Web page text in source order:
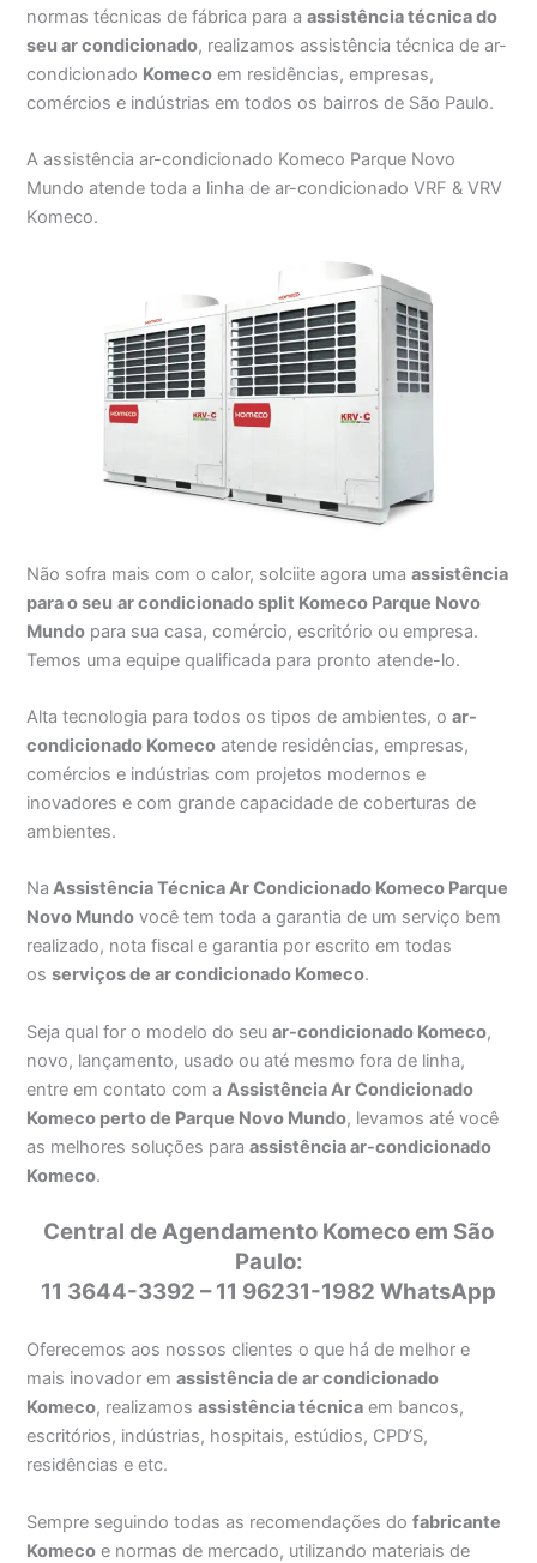
normas técnicas de fábrica para aassistência técnica do
seu ar condicionado, realizamos assistência técnica de ar-
condicionado Komeco em residências, empresas,
comércios e indústrias em todos os bairros de São Paulo.
A assistência ar-condicionado Komeco Parque Novo
Mundo atende toda a linha de ar-condicionado VRF & VRV
Komeco.
Não sofra mais com o calor, solciite agora umaassistência
para o seu ar condicionado split Komeco Parque Novo
Mundo para sua casa, comércio, escritório ou empresa.
Temos uma equipe qualificada para pronto atende-lo.
Alta tecnologia para todos os tipos de ambientes, oar-
condicionado Komeco atende residências, empresas,
comércios e indústrias com projetos modernos e
inovadores e com grande capacidade de coberturas de
ambientes.
Na Assistência Técnica Ar Condicionado Komeco Parque
Novo Mundo você tem toda a garantia de um serviço bem
realizado, nota fiscal e garantia por escrito em todas
osserviços de ar condicionado Komeco.
Seja qual for o modelo do seuar-condicionado Komeco,
novo, lançamento, usado ou até mesmo fora de linha,
entre em contato com a Assistência Ar Condicionado
Komeco perto de Parque Novo Mundo, levamos até você
as melhores soluções paraassistência ar-condicionado
Komeco.
Central de Agendamento Komeco em São
Paulo:
11 3644-3392 – 11 96231-1982 WhatsApp
Oferecemos aos nossos clientes o que há de melhor e
mais inovador emassistência de ar condicionado
Komeco, realizamosassistência técnica em bancos,
escritórios, indústrias, hospitais, estúdios, CPD’S,
residências e etc.
Sempre seguindo todas as recomendações dofabricante
Komeco e normas de mercado, utilizando materiais de